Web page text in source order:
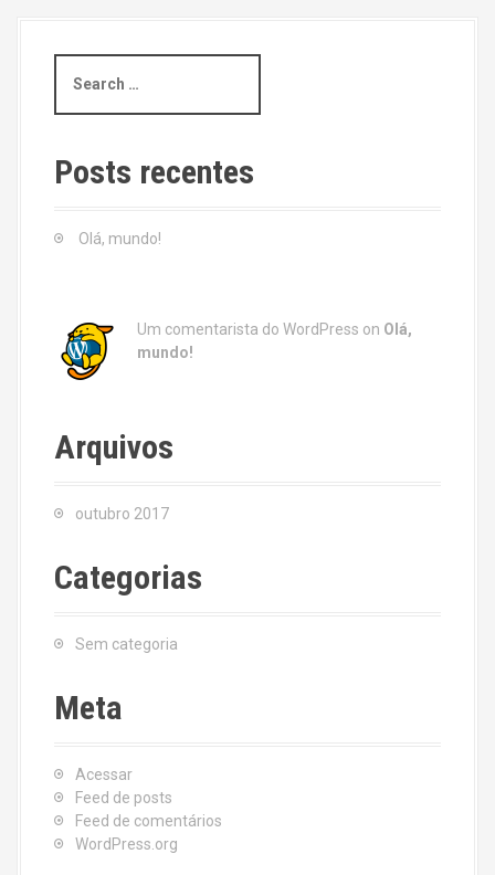
a
c
h
Posts recentes
Olá, mundo!
Um comentarista do WordPress on Olá,
mundo!
Arquivos
outubro 2017
Categorias
Sem categoria
Meta
Acessar
Feed de posts
Feed de comentários
WordPress.org